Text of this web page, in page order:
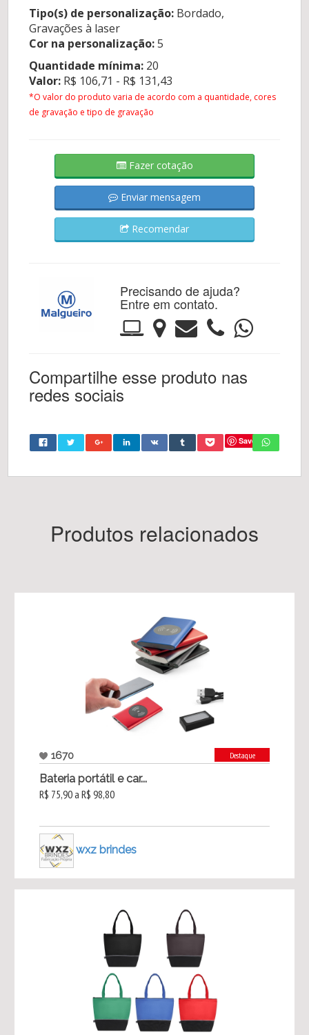
Tipo(s) de personalização: Bordado,
Gravações à laser
Cor na personalização:5
Quantidade mínima: 20
Valor: R$ 106,71 - R$ 131,43
*O valor do produto varia de acordo com a quantidade, cores
de gravação e tipo de gravação
Fazer cotação
Enviar mensagem
Recomendar
Precisando de ajuda?
Entre em contato.
Compartilhe esse produto nas
redes sociais
Save
Produtos relacionados
1670 Destaque
Bateria portátil e car...
R$ 75,90 a R$ 98,80
wxz brindes